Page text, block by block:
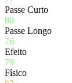
Passe Curto
80
Passe Longo
76
Efeito
79
Físico